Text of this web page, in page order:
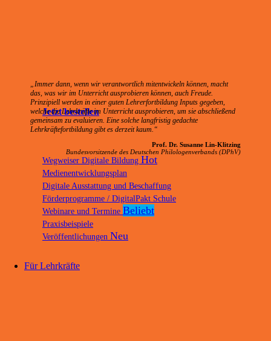
Jetzt bestellen
Wegweiser Digitale Bildung
Medienentwicklungsplan
Digitale Ausstattung und Beschaffung
Förderprogramme / DigitalPakt Schule
Webinare und Termine
Praxisbeispiele
Veröffentlichungen
Für Lehrkräfte
„Immer dann, wenn wir verantwortlich mitentwickeln können, macht
das, was wir im Unterricht ausprobieren können, auch Freude.
Prinzipiell werden in einer guten Lehrerfortbildung Inputs gegeben,
welche die Lehrkräfte im Unterricht ausprobieren, um sie abschließend
gemeinsam zu evaluieren. Eine solche langfristig gedachte
Lehrkräftefortbildung gibt es derzeit kaum.“
Prof. Dr. Susanne Lin-Klitzing
Bundesvorsitzende des Deutschen Philologenverbands (DPhV)